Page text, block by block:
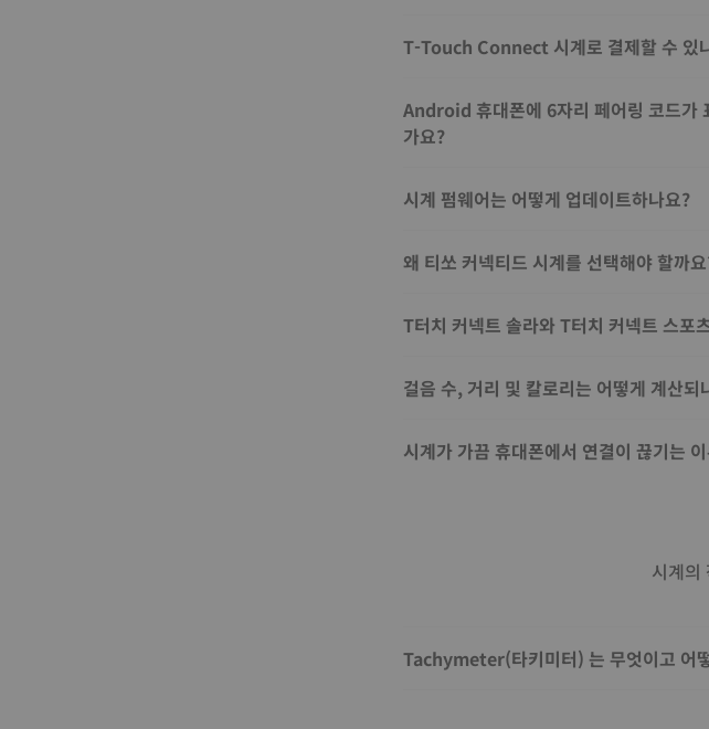
T-Touch Connect 시계로 결제할 수 있
Android 휴대폰에 6자리 페어링 코드가
가요?
시계 펌웨어는 어떻게 업데이트하나요?
왜 티쏘 커넥티드 시계를 선택해야 할까
T터치 커넥트 솔라와 T터치 커넥트 스포
걸음 수, 거리 및 칼로리는 어떻게 계산되
시계가 가끔 휴대폰에서 연결이 끊기는
시계의
Tachymeter(타키미터) 는 무엇이고 어